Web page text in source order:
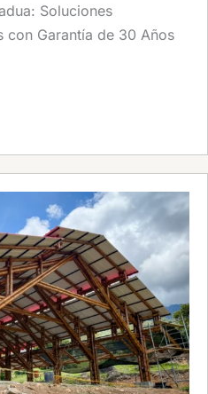
Soluciones
con Garantía de 30 Años